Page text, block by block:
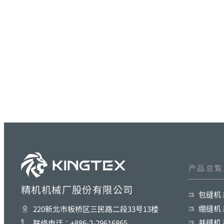
精机机械厂股份有限公司
220新北巿板桥区三民路二段33号13楼
产品总覧
包缝机
绷缝机